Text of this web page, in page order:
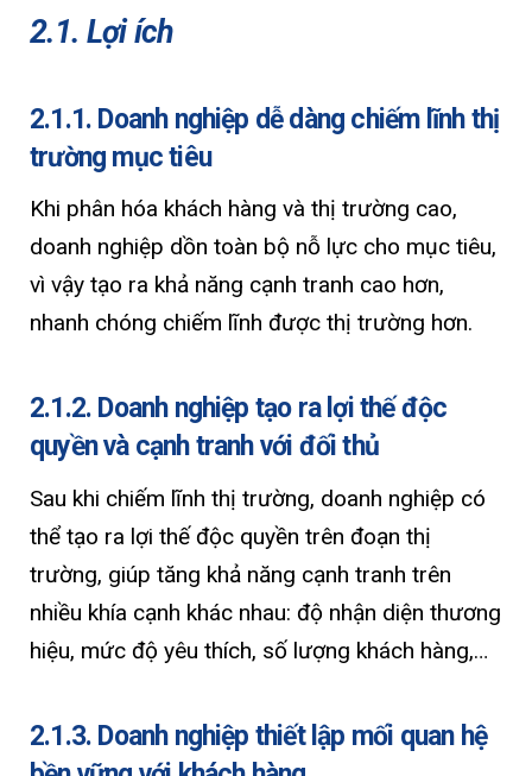
2.1. Lợi ích
2.1.1. Doanh nghiệp dễ dàng chiếm lĩnh thị
trường mục tiêu
Khi phân hóa khách hàng và thị trường cao,
doanh nghiệp dồn toàn bộ nỗ lực cho mục tiêu,
vì vậy tạo ra khả năng cạnh tranh cao hơn,
nhanh chóng chiếm lĩnh được thị trường hơn.
2.1.2. Doanh nghiệp tạo ra lợi thế độc
quyền và cạnh tranh với đối thủ
Sau khi chiếm lĩnh thị trường, doanh nghiệp có
thể tạo ra lợi thế độc quyền trên đoạn thị
trường, giúp tăng khả năng cạnh tranh trên
nhiều khía cạnh khác nhau: độ nhận diện thương
hiệu, mức độ yêu thích, số lượng khách hàng,…
2.1.3. Doanh nghiệp thiết lập mối quan hệ